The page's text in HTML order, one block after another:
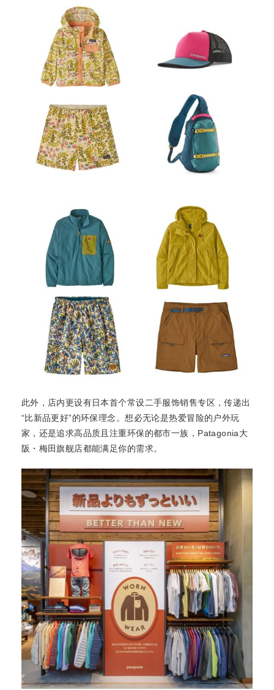
此外，店内更设有日本首个常设二手服饰销售专区，传递出
“比新品更好”的环保理念。想必无论是热爱冒险的户外玩
家，还是追求高品质且注重环保的都市一族，Patagonia大
阪・梅田旗舰店都能满足你的需求。